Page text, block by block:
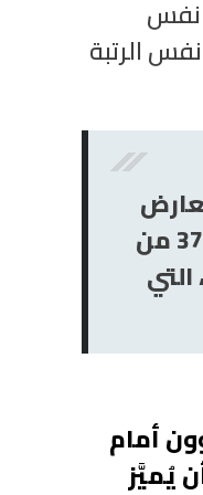
نفس
الرتبة
من
أمام
يُميَّز